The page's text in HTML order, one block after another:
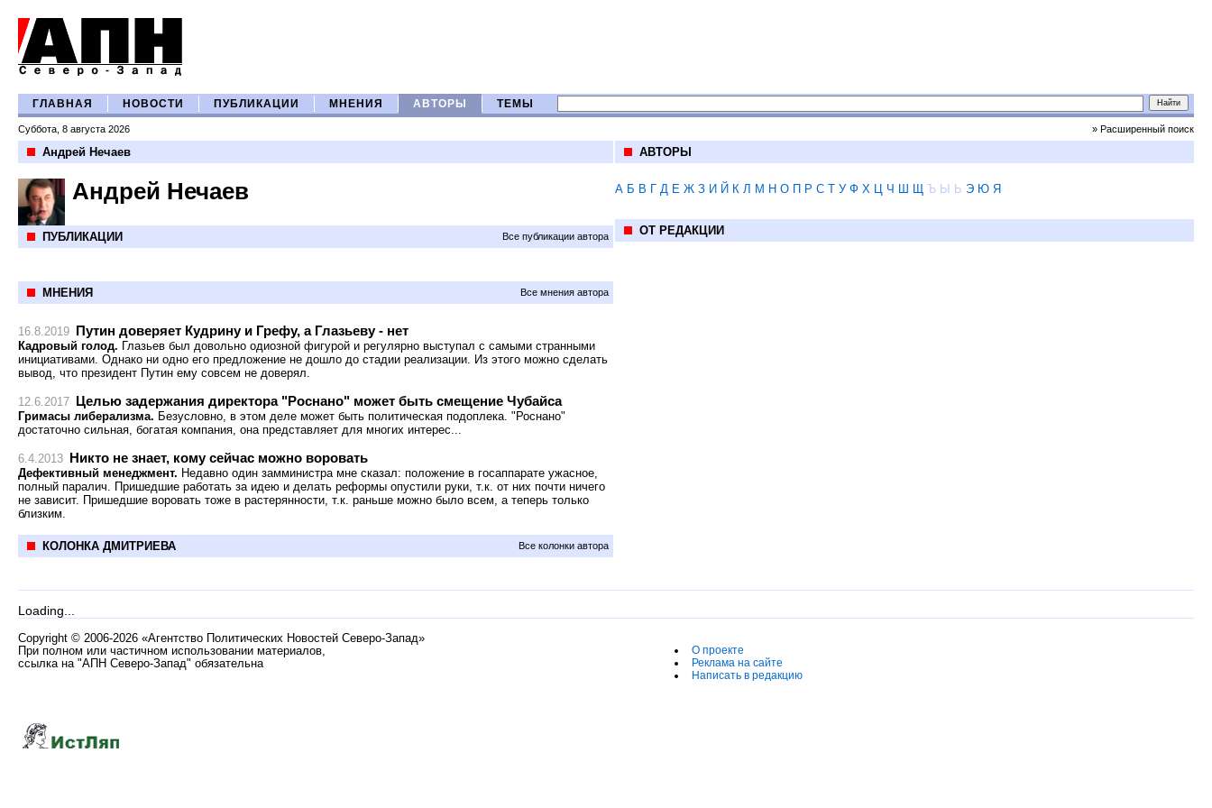
ГЛАВНАЯ НОВОСТИ ПУБЛИКАЦИИ МНЕНИЯ АВТОРЫ ТЕМЫ
Суббота, 8 августа 2026 » Расширенный поиск
Андрей Нечаев
Андрей Нечаев
ПУБЛИКАЦИИ Все публикации автора
МНЕНИЯ Все мнения автора
16.8.2019 Путин доверяет Кудрину и Грефу, а Глазьеву - нет
Кадровый голод. Глазьев был довольно одиозной фигурой и регулярно выступал с самыми странными
инициативами. Однако ни одно его предложение не дошло до стадии реализации. Из этого можно сделать
вывод, что президент Путин ему совсем не доверял.
12.6.2017 Целью задержания директора "Роснано" может быть смещение Чубайса
Гримасы либерализма. Безусловно, в этом деле может быть политическая подоплека. "Роснано"
достаточно сильная, богатая компания, она представляет для многих интерес...
6.4.2013 Никто не знает, кому сейчас можно воровать
Дефективный менеджмент. Недавно один замминистра мне сказал: положение в госаппарате ужасное,
полный паралич. Пришедшие работать за идею и делать реформы опустили руки, т.к. от них почти ничего
не зависит. Пришедшие воровать тоже в растерянности, т.к. раньше можно было всем, а теперь только
близким.
КОЛОНКА ДМИТРИЕВА Все колонки автора
АВТОРЫ
А Б В Г Д Е Ж З И Й К Л М Н О П Р С Т У Ф Х Ц Ч Ш Щ Ъ Ы Ь Э Ю Я
ОТ РЕДАКЦИИ
Loading...
Copyright © 2006-2026 «Агентство Политических Новостей Северо-Запад»
При полном или частичном использовании материалов,
ссылка на "АПН Северо-Запад" обязательна
О проекте
Реклама на сайте
Написать в редакцию